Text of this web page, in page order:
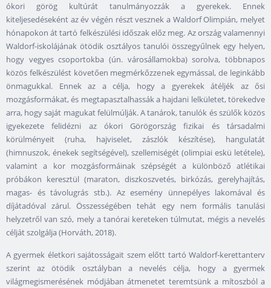
ókori görög kultúrát tanulmányozzák a gyerekek. Ennek
kiteljesedéseként az év végén részt vesznek a Waldorf Olimpián, melyet
hónapokon át tartó felkészülési időszak előz meg. Az ország valamennyi
Waldorf-iskolájának ötödik osztályos tanulói összegyűlnek egy helyen,
hogy vegyes csoportokba (ún. városállamokba) sorolva, többnapos
közös felkészülést követően megmérkőzzenek egymással, de leginkább
önmagukkal. Ennek az a célja, hogy a gyerekek átéljék az ősi
mozgásformákat, és megtapasztalhassák a hajdani lelkületet, törekedve
arra, hogy saját magukat felülmúlják. A tanárok, tanulók és szülők közös
igyekezete felidézni az ókori Görögország fizikai és társadalmi
körülményeit (ruha, hajviselet, zászlók készítése), hangulatát
(himnuszok, énekek segítségével), szellemiségét (olimpiai eskü letétele),
valamint a kor mozgásformáinak szépségét a különböző atlétikai
próbákon keresztül (maraton, diszkoszvetés, birkózás, gerelyhajítás,
magas- és távolugrás stb.). Az esemény ünnepélyes lakomával és
díjátadóval zárul. Összességében tehát egy nem formális tanulási
helyzetről van szó, mely a tanórai kereteken túlmutat, mégis a nevelés
célját szolgálja (Horváth, 2018).
A gyermek életkori sajátosságait szem előtt tartó Waldorf-kerettanterv
szerint az ötödik osztályban a nevelés célja, hogy a gyermek
világmegismerésének módjában átmenetet teremtsünk a mítoszból a